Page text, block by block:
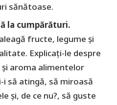
sănătoase.
la cumpărături.
fructe, legume și
Explicați-le despre
aroma alimentelor
să atingă, să miroasă
și, de ce nu?, să guste